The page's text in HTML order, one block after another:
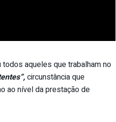
aqueles que trabalham no
circunstância que
ao nível da prestação de